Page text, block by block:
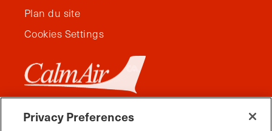
Plan du site
Cookies Settings
Privacy Preferences